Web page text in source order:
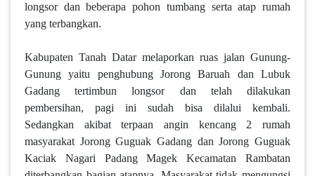
longsor dan beberapa pohon tumbang serta atap rumah
yang terbangkan.
Kabupaten Tanah Datar melaporkan ruas jalan Gunung-
Gunung yaitu penghubung Jorong Baruah dan Lubuk
Gadang tertimbun longsor dan telah dilakukan
pembersihan, pagi ini sudah bisa dilalui kembali.
Sedangkan akibat terpaan angin kencang 2 rumah
masyarakat Jorong Guguak Gadang dan Jorong Guguak
Kaciak Nagari Padang Magek Kecamatan Rambatan